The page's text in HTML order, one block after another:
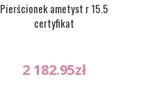
Pierścionek ametyst r 15.5
certyfikat
2 182.95zł